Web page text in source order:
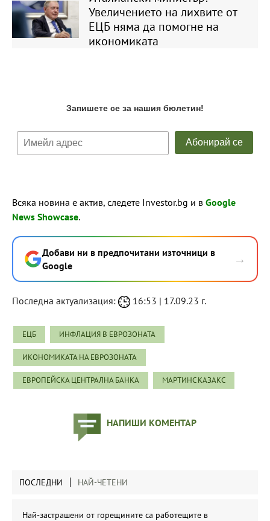
Увеличението на лихвите от
ЕЦБ няма да помогне на
икономиката
Всяка новина е актив, следете Investor.bg и в Google
News Showcase.
Добави ни в предпочитани източници в
Google
→
Последна актуализация: 16:53 | 17.09.23 г.
ЕЦБ ИНФЛАЦИЯ В ЕВРОЗОНАТА
ИКОНОМИКАТА НА ЕВРОЗОНАТА
ЕВРОПЕЙСКА ЦЕНТРАЛНА БАНКА МАРТИНС КАЗАКС
НАПИШИ КОМЕНТАР
ПОСЛЕДНИ НАЙ-ЧЕТЕНИ
Най-застрашени от горещините са работещите в